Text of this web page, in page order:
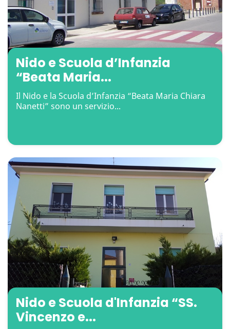
Nido e Scuola d’Infanzia
“Beata Maria...
Il Nido e la Scuola d’Infanzia “Beata Maria Chiara
Nanetti” sono un servizio...
Nido e Scuola d'Infanzia “SS.
Vincenzo e...